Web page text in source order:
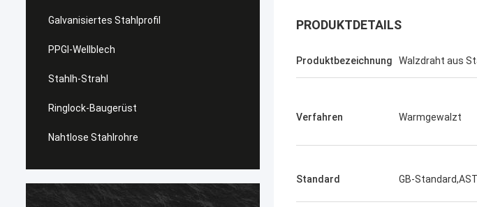
Galvanisiertes Stahlprofil
PPGI-Wellblech
Stahlh-Strahl
Ringlock-Baugerüst
Nahtlose Stahlrohre
PRODUKTDETAILS
Produktbezeichnung Walzdraht aus
Verfahren Warmgewalzt
Standard GB-